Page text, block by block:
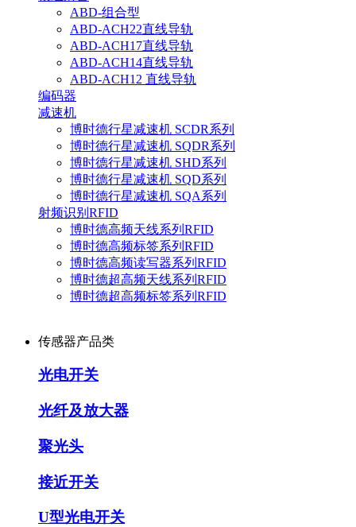
ABD-组合型
ABD-ACH22直线导轨
ABD-ACH17直线导轨
ABD-ACH14直线导轨
ABD-ACH12 直线导轨
编码器
减速机
博时德行星减速机 SCDR系列
博时德行星减速机 SQDR系列
博时德行星减速机 SHD系列
博时德行星减速机 SQD系列
博时德行星减速机 SQA系列
射频识别RFID
博时德高频天线系列RFID
博时德高频标签系列RFID
博时德高频读写器系列RFID
博时德超高频天线系列RFID
博时德超高频标签系列RFID
传感器产品类
光电开关
光纤及放大器
聚光头
接近开关
U型光电开关